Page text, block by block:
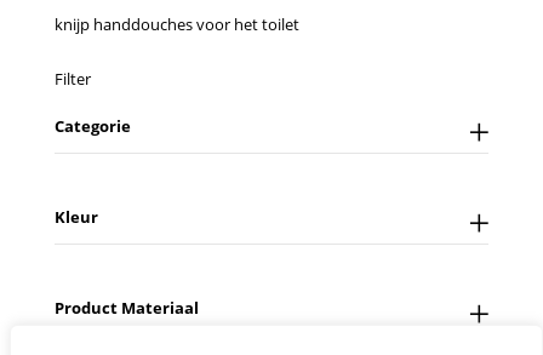
knijp handdouches voor het toilet
Filter
Categorie
Kleur
Product Materiaal